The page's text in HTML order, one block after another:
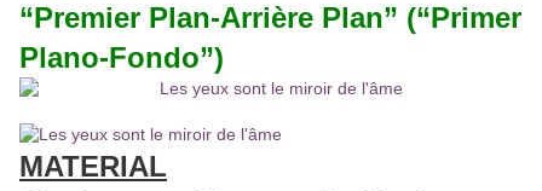
“Premier Plan-Arrière Plan” (“Primer
Plano-Fondo”)
MATERIAL